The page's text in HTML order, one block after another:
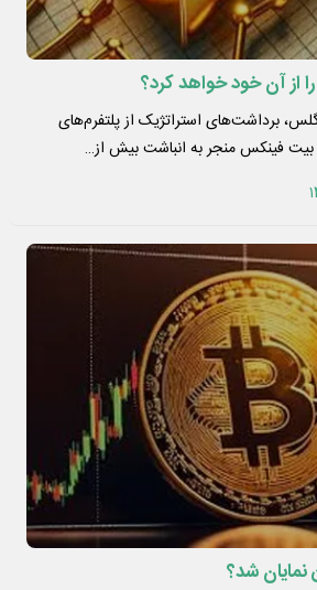
از آن خود خواهد کرد؟
برداشت‌های استراتژیک از پلتفرم‌های
فینکس منجر به انباشت بیش از…
شد؟